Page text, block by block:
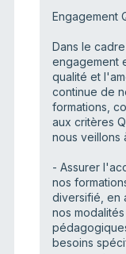
Engagement
Dans le
engagement
qualité et
continue de
formations,
aux critères
nous veillons
- Assurer
nos
diversifié, en
nos modalités
besoins